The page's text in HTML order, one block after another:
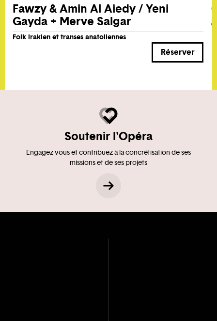
Fawzy & Amin Al Aiedy / Yeni
Gayda + Merve Salgar
Folk irakien et transes anatoliennes
Réserver
Soutenir l'Opéra
Engagez-vous et contribuez à la concrétisation de ses
missions et de ses projets